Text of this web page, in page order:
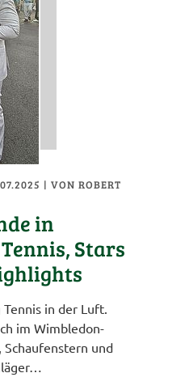
|VON ROBERT
in
Stars
in der Luft.
im Wimbledon-
Schaufenstern und